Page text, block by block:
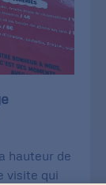
hauteur de
visite qui